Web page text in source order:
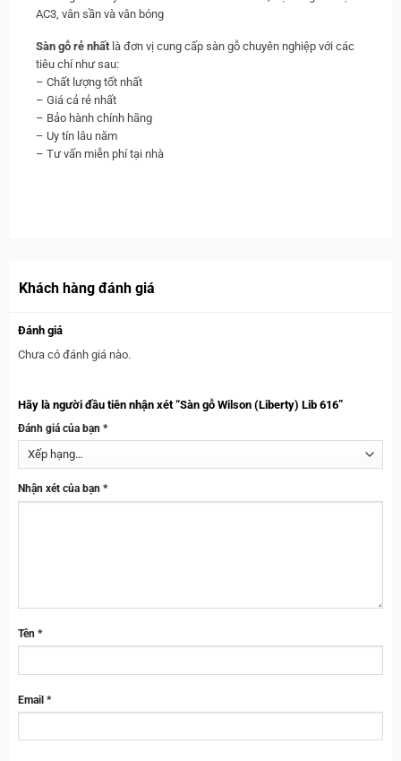
AC3, vân sần và vân bóng
Sàn gỗ rẻ nhấtlà đơn vị cung cấp sàn gỗ chuyên nghiệp với các
tiêu chí như sau:
– Chất lượng tốt nhất
– Giá cả rẻ nhất
– Bảo hành chính hãng
– Uy tín lâu năm
– Tư vấn miễn phí tại nhà
Khách hàng đánh giá
Đánh giá
Chưa có đánh giá nào.
Hãy là người đầu tiên nhận xét “Sàn gỗ Wilson (Liberty) Lib 616”
Đánh giá của bạn *
Nhận xét của bạn *
Tên *
Email *